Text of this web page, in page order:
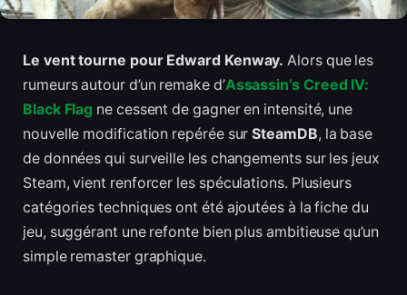
Le vent tourne pour Edward Kenway. Alors que les
rumeurs autour d’un remake d’Assassin’s Creed IV:
Black Flag ne cessent de gagner en intensité, une
nouvelle modification repérée surSteamDB, la base
de données qui surveille les changements sur les jeux
Steam, vient renforcer les spéculations. Plusieurs
catégories techniques ont été ajoutées à la fiche du
jeu, suggérant une refonte bien plus ambitieuse qu’un
simple remaster graphique.